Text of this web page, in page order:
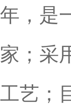
年，是
家；采
工艺；